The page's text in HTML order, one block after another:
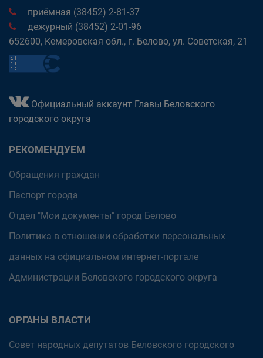
приёмная (38452) 2-81-37
дежурный (38452) 2-01-96
652600, Кемеровская обл., г. Белово, ул. Советская, 21
Официальный аккаунт Главы Беловского
городского округа
РЕКОМЕНДУЕМ
Обращения граждан
Паспорт города
Отдел "Мои документы" город Белово
Политика в отношении обработки персональных
данных на официальном интернет-портале
Администрации Беловского городского округа
ОРГАНЫ ВЛАСТИ
Совет народных депутатов Беловского городского